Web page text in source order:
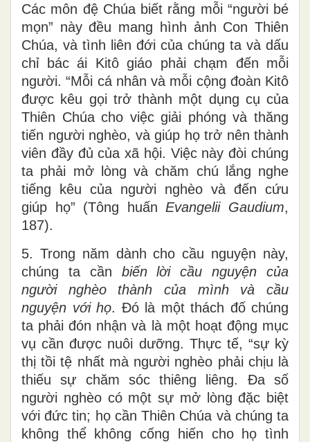
Các môn đệ Chúa biết rằng mỗi “người bé
mọn” này đều mang hình ảnh Con Thiên
Chúa, và tình liên đới của chúng ta và dấu
chỉ bác ái Kitô giáo phải chạm đến mỗi
người. “Mỗi cá nhân và mỗi cộng đoàn Kitô
được kêu gọi trở thành một dụng cụ của
Thiên Chúa cho việc giải phóng và thăng
tiến người nghèo, và giúp họ trở nên thành
viên đầy đủ của xã hội. Việc này đòi chúng
ta phải mở lòng và chăm chú lắng nghe
tiếng kêu của người nghèo và đến cứu
giúp họ” (Tông huấn Evangelii Gaudium,
187).
5. Trong năm dành cho cầu nguyện này,
chúng ta cần biến lời cầu nguyện của
người nghèo thành của mình và cầu
nguyện với họ. Đó là một thách đố chúng
ta phải đón nhận và là một hoạt động mục
vụ cần được nuôi dưỡng. Thực tế, “sự kỳ
thị tồi tệ nhất mà người nghèo phải chịu là
thiếu sự chăm sóc thiêng liêng. Đa số
người nghèo có một sự mở lòng đặc biệt
với đức tin; họ cần Thiên Chúa và chúng ta
không thể không cống hiến cho họ tình